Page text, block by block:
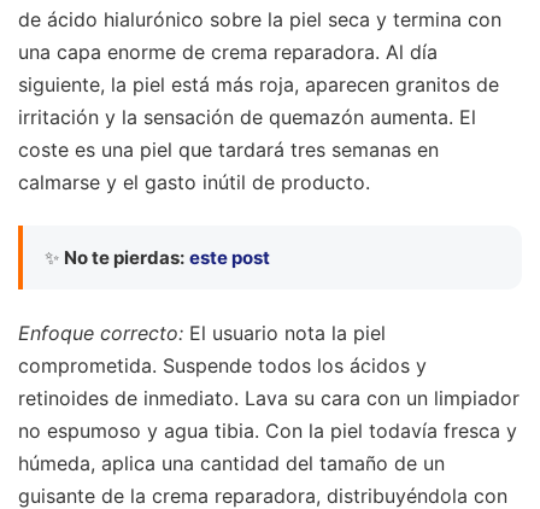
de ácido hialurónico sobre la piel seca y termina con
una capa enorme de crema reparadora. Al día
siguiente, la piel está más roja, aparecen granitos de
irritación y la sensación de quemazón aumenta. El
coste es una piel que tardará tres semanas en
calmarse y el gasto inútil de producto.
✨ No te pierdas: este post
Enfoque correcto: El usuario nota la piel
comprometida. Suspende todos los ácidos y
retinoides de inmediato. Lava su cara con un limpiador
no espumoso y agua tibia. Con la piel todavía fresca y
húmeda, aplica una cantidad del tamaño de un
guisante de la crema reparadora, distribuyéndola con